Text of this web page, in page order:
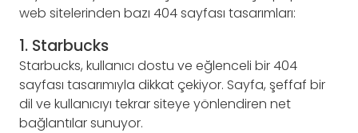
web sitelerinden bazı 404 sayfası tasarımları:
1. Starbucks
Starbucks, kullanıcı dostu ve eğlenceli bir 404
sayfası tasarımıyla dikkat çekiyor. Sayfa, şeffaf bir
dil ve kullanıcıyı tekrar siteye yönlendiren net
bağlantılar sunuyor.